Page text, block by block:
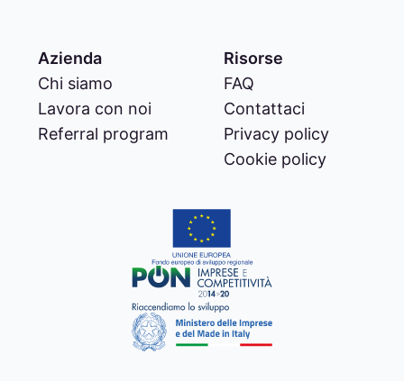
Azienda
Chi siamo
Lavora con noi
Referral program
Risorse
FAQ
Contattaci
Privacy policy
Cookie policy